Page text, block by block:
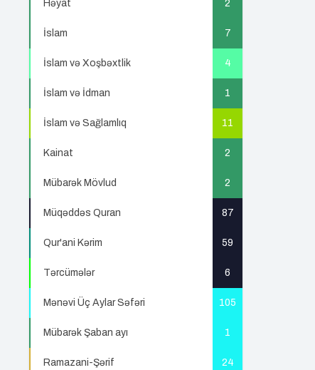
Həyat 2
İslam 7
İslam və Xoşbəxtlik 4
İslam və İdman 1
İslam və Sağlamlıq 11
Kainat 2
Mübarək Mövlud 2
Müqəddəs Quran 87
Qur'ani Kərim 59
Tərcümələr 6
Mənəvi Üç Aylar Səfəri 105
Mübarək Şaban ayı 1
Ramazani-Şərif 24